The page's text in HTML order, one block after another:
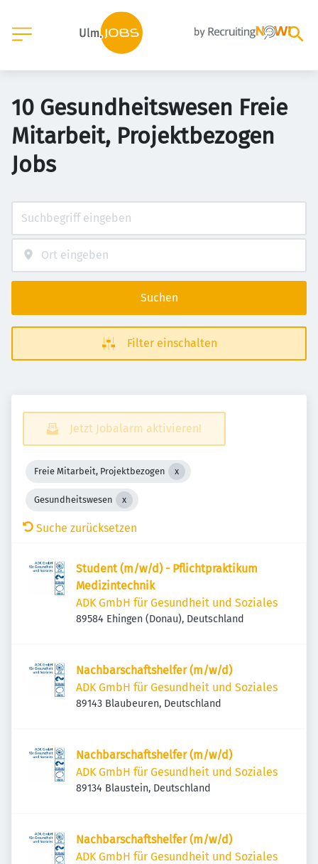
10 Gesundheitswesen Freie
Mitarbeit, Projektbezogen
Jobs
Suchen
Filter einschalten
Jetzt Jobalarm aktivieren!
Freie Mitarbeit, Projektbezogen
Gesundheitswesen
Suche zurücksetzen
Student (m/w/d) - Pflichtpraktikum
Medizintechnik
ADK GmbH für Gesundheit und Soziales
89584 Ehingen (Donau), Deutschland
Nachbarschaftshelfer (m/w/d)
ADK GmbH für Gesundheit und Soziales
89143 Blaubeuren, Deutschland
Nachbarschaftshelfer (m/w/d)
ADK GmbH für Gesundheit und Soziales
89134 Blaustein, Deutschland
Nachbarschaftshelfer (m/w/d)
ADK GmbH für Gesundheit und Soziales